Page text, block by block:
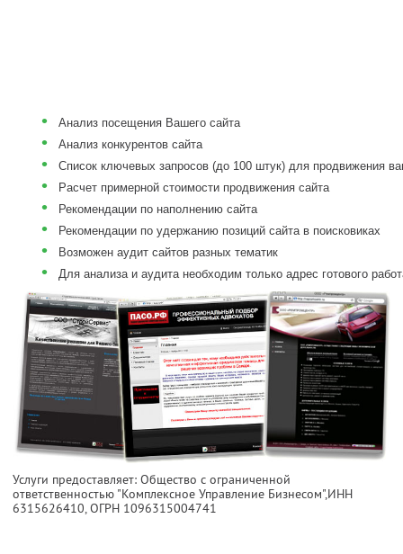
• Анализ посещения Вашего сайта
• Анализ конкурентов сайта
• Список ключевых запросов (до 100 штук) для продвижения
• Расчет примерной стоимости продвижения сайта
• Рекомендации по наполнению сайта
• Рекомендации по удержанию позиций сайта в поисковиках
• Возможен аудит сайтов разных тематик
• Для анализа и аудита необходим только адрес готового
Услуги предоставляет: Общество с ограниченной
ответственностью "Комплексное Управление Бизнесом",ИНН
6315626410 , ОГРН 1096315004741